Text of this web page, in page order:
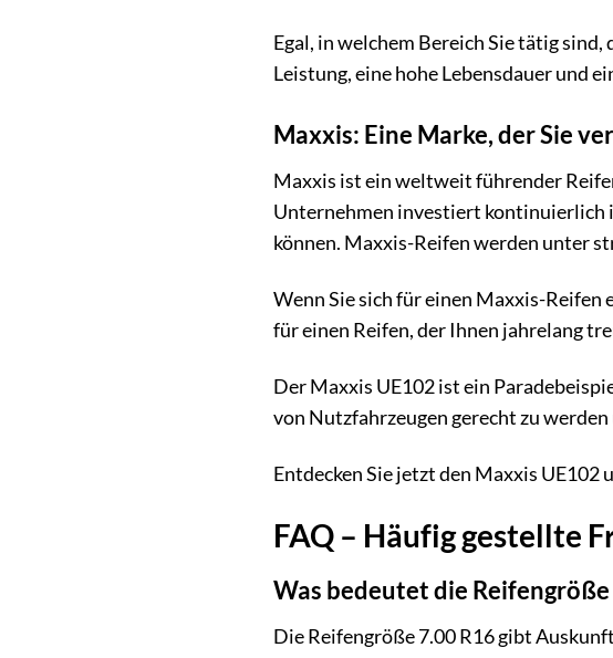
Egal, in welchem Bereich Sie tätig
Leistung, eine hohe Lebensdauer und
Maxxis: Eine Marke, der Sie
Maxxis ist ein weltweit führender
Unternehmen investiert kontinuierlich
können. Maxxis-Reifen werden unter
Wenn Sie sich für einen Maxxis-
für einen Reifen, der Ihnen jahrelang
Der Maxxis UE102 ist ein
von Nutzfahrzeugen gerecht zu
Entdecken Sie jetzt den Maxxis UE102
FAQ – Häufig gestellte
Was bedeutet die Reifengröße
Die Reifengröße 7.00 R16 gibt